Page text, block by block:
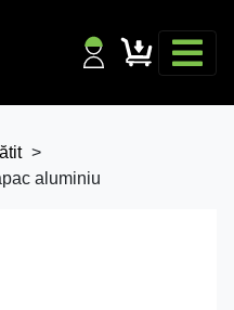
>
aluminiu